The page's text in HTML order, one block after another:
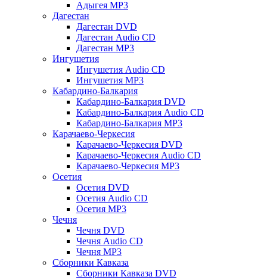
Адыгея MP3
Дагестан
Дагестан DVD
Дагестан Audio CD
Дагестан MP3
Ингушетия
Ингушетия Audio CD
Ингушетия MP3
Кабардино-Балкария
Кабардино-Балкария DVD
Кабардино-Балкария Audio CD
Кабардино-Балкария MP3
Карачаево-Черкесия
Карачаево-Черкесия DVD
Карачаево-Черкесия Audio CD
Карачаево-Черкесия MP3
Осетия
Осетия DVD
Осетия Audio CD
Осетия MP3
Чечня
Чечня DVD
Чечня Audio CD
Чечня MP3
Сборники Кавказа
Сборники Кавказа DVD